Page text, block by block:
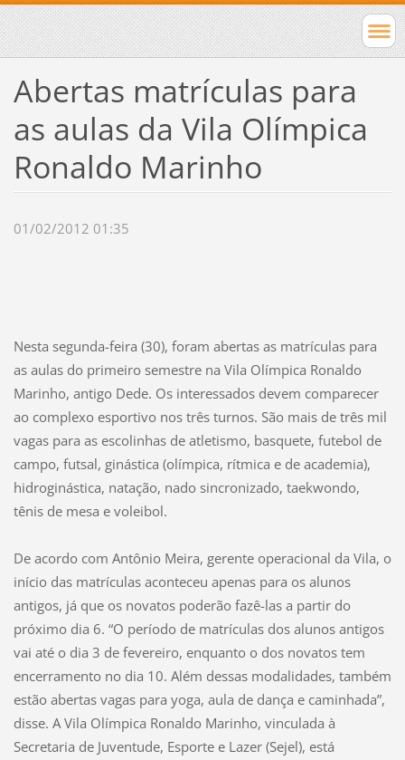
Abertas matrículas para
as aulas da Vila Olímpica
Ronaldo Marinho
01/02/2012 01:35
Nesta segunda-feira (30), foram abertas as matrículas para
as aulas do primeiro semestre na Vila Olímpica Ronaldo
Marinho, antigo Dede. Os interessados devem comparecer
ao complexo esportivo nos três turnos. São mais de três mil
vagas para as escolinhas de atletismo, basquete, futebol de
campo, futsal, ginástica (olímpica, rítmica e de academia),
hidroginástica, natação, nado sincronizado, taekwondo,
tênis de mesa e voleibol.
De acordo com Antônio Meira, gerente operacional da Vila, o
início das matrículas aconteceu apenas para os alunos
antigos, já que os novatos poderão fazê-las a partir do
próximo dia 6. “O período de matrículas dos alunos antigos
vai até o dia 3 de fevereiro, enquanto o dos novatos tem
encerramento no dia 10. Além dessas modalidades, também
estão abertas vagas para yoga, aula de dança e caminhada”,
disse. A Vila Olímpica Ronaldo Marinho, vinculada à
Secretaria de Juventude, Esporte e Lazer (Sejel), está